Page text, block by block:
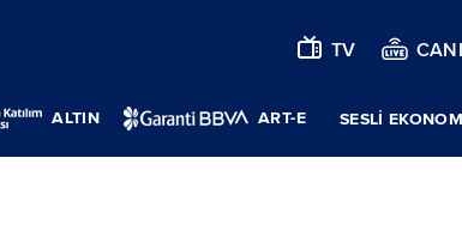
TV
ALTIN ART-E SESLİ